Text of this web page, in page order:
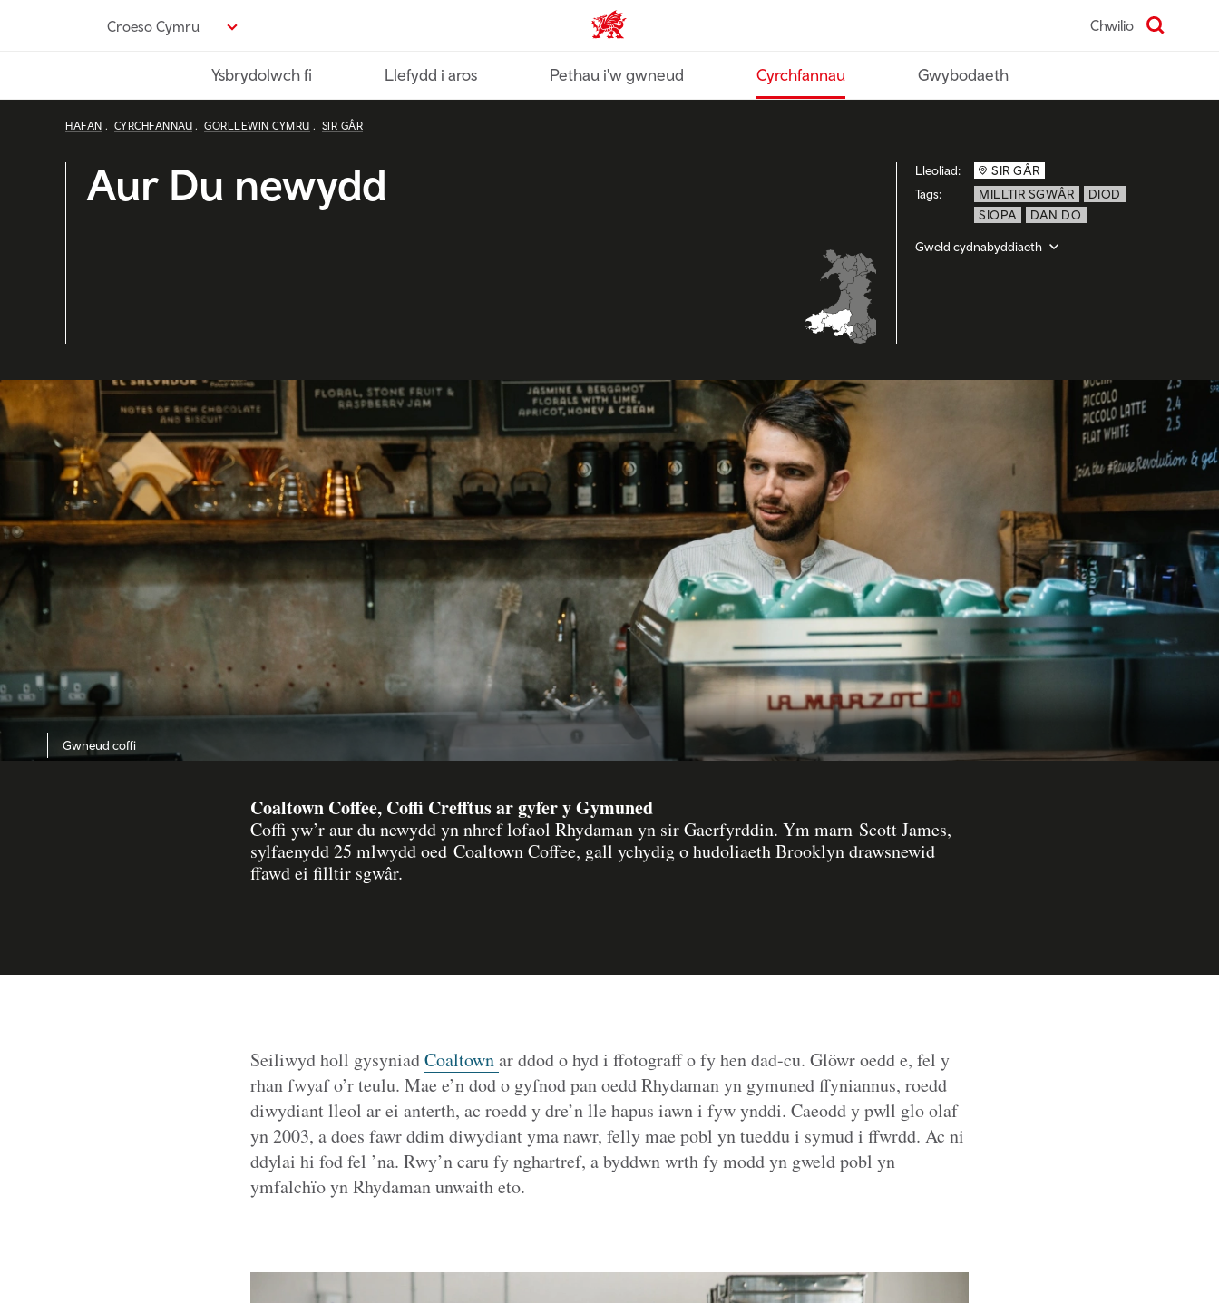
Croeso Cymru Croeso Cymru home Chwilio
Ysbrydolwch fi Llefydd i aros Pethau i'w gwneud Cyrchfannau Gwybodaeth
HAFAN CYRCHFANNAU GORLLEWIN CYMRU SIR GÂR
Aur Du newydd Lleoliad:
SIR GÂR
Tags:
MILLTIR SGWÂR
DIOD
SIOPA
DAN DO
Gweld cydnabyddiaeth
Gwneud coffi
Coaltown Coffee, Coffi Crefftus ar gyfer y Gymuned
Coffi yw’r aur du newydd yn nhref lofaol Rhydaman yn sir Gaerfyrddin. Ym marn Scott James,
sylfaenydd 25 mlwydd oed Coaltown Coffee, gall ychydig o hudoliaeth Brooklyn drawsnewid
ffawd ei filltir sgwâr.
Seiliwyd holl gysyniadCoaltownar ddod o hyd i ffotograff o fy hen dad-cu. Glöwr oedd e, fel y
rhan fwyaf o’r teulu. Mae e’n dod o gyfnod pan oedd Rhydaman yn gymuned ffyniannus, roedd
diwydiant lleol ar ei anterth, ac roedd y dre’n lle hapus iawn i fyw ynddi. Caeodd y pwll glo olaf
yn 2003, a does fawr ddim diwydiant yma nawr, felly mae pobl yn tueddu i symud i ffwrdd. Ac ni
ddylai hi fod fel ’na. Rwy’n caru fy nghartref, a byddwn wrth fy modd yn gweld pobl yn
ymfalchïo yn Rhydaman unwaith eto.